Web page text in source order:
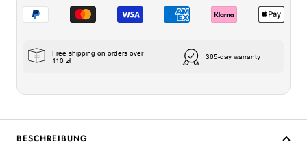
Free shipping on orders over
110 zł
365-day warranty
BESCHREIBUNG